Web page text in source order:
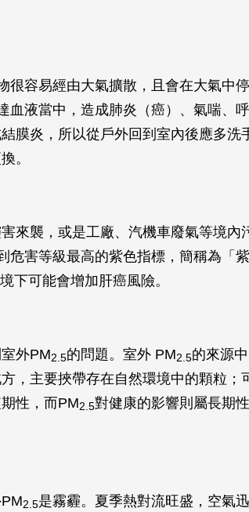
很容易經由大氣擴散，且會在大氣中停
血液當中，造成肺炎（癌）、氣喘、
膜炎，所以從戶外回到室內後應多洗
。
來襲，或是工廠、汽機車廢氣等境內
危害等級最高的紫色指標，簡稱為「
下可能會增加肝癌風險。
外PM2.5的問題。室外 PM2.5的來源
，主要挾帶存在自然環境中的顆粒；
性，而PM2.5對健康的影響則屬長期
2.5是霧霾。夏季熱對流旺盛，空氣